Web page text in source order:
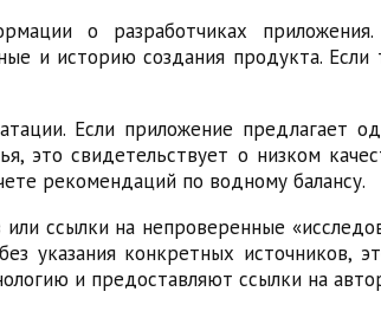
о разработчиках
и историю создания продукта. Если
Если приложение предлагает
это свидетельствует о низком
рекомендаций по водному балансу.
ссылки на непроверенные
указания конкретных источников,
и предоставляют ссылки на